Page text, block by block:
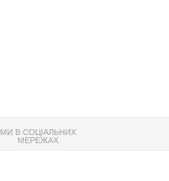
МИ В СОЦІАЛЬНИХ
МЕРЕЖАХ